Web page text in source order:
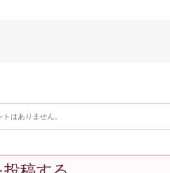
はありません。